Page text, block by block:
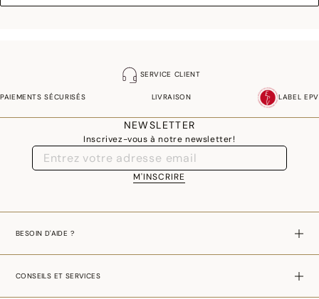
SERVICE CLIENT
PAIEMENTS SÉCURISÉS LIVRAISON LABEL EPV
NEWSLETTER
Inscrivez-vous à notre newsletter!
M'INSCRIRE
BESOIN D'AIDE ?
CONSEILS ET SERVICES